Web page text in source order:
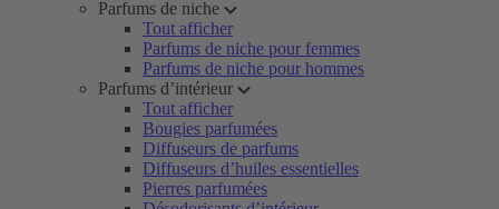
Parfums de niche
Tout afficher
Parfums de niche pour femmes
Parfums de niche pour hommes
Parfums d’intérieur
Tout afficher
Bougies parfumées
Diffuseurs de parfums
Diffuseurs d’huiles essentielles
Pierres parfumées